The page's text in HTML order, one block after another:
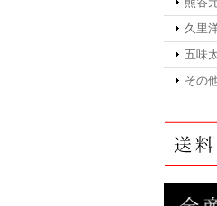
久里
五味
その